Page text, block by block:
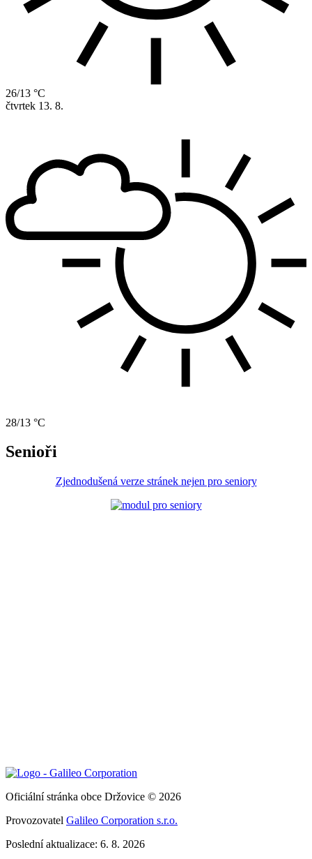
26/13 °C
čtvrtek 13. 8.
28/13 °C
Senioři
Zjednodušená verze stránek nejen pro seniory
Oficiální stránka obce Držovice © 2026
Provozovatel Galileo Corporation s.r.o.
Poslední aktualizace: 6. 8. 2026